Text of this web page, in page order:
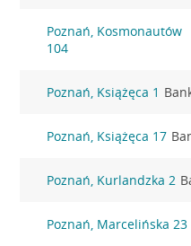
Poznań, Kosmonautów
104
Poznań, Książęca 1
Poznań, Książęca 17
Poznań, Kurlandzka 2
Poznań, Marcelińska 23